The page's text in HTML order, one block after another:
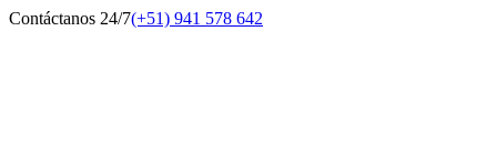
Contáctanos 24/7(+51) 941 578 642